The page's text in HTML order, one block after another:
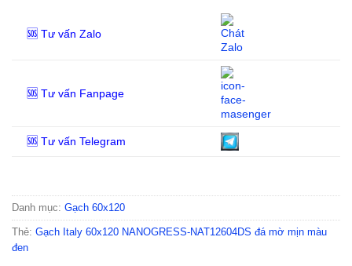
🆘 Tư vấn Zalo
🆘 Tư vấn Fanpage
🆘 Tư vấn Telegram
Danh mục: Gạch 60x120
Thẻ: Gạch Italy 60x120 NANOGRESS-NAT12604DS đá mờ mịn màu
đen